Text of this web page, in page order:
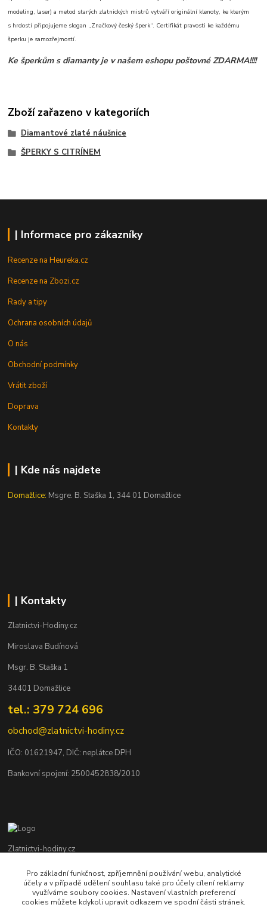
modeling, laser) a metod starých zlatnických mistrů vytváří originální klenoty, ke kterým
s hrdostí připojujeme slogan „Značkový český šperk“. Certifikát pravosti ke každému
šperku je samozřejmostí.
Ke šperkům s diamanty je v našem eshopu poštovné ZDARMA!!!!
Zboží zařazeno v kategoriích
Diamantové zlaté náušnice
ŠPERKY S CITRÍNEM
| Informace pro zákazníky
Recenze na Heureka.cz
Recenze na Zbozi.cz
Rady a tipy
Ochrana osobních údajů
O nás
Obchodní podmínky
Vrátit zboží
Doprava
Kontakty
| Kde nás najdete
Domažlice: Msgre. B. Staška 1, 344 01 Domažlice
| Kontakty
Zlatnictvi-Hodiny.cz
Miroslava Budínová
Msgr. B. Staška 1
34401 Domažlice
tel.: 379 724 696
obchod@zlatnictvi-hodiny.cz
IČO: 01621947, DIČ: neplátce DPH
Bankovní spojení: 2500452838/2010
Zlatnictvi-hodiny.cz
+420 379 492 545
Po - Pá: 9,00 - 17,00 hod., So: 9,00 - 11,30 hod.
Pro základní funkčnost, zpříjemnění používání webu, analytické
účely a v případě udělení souhlasu také pro účely cílení reklamy
využíváme soubory cookies. Nastavení vlastních preferencí
cookies můžete kdykoli upravit odkazem ve spodní části stránek.